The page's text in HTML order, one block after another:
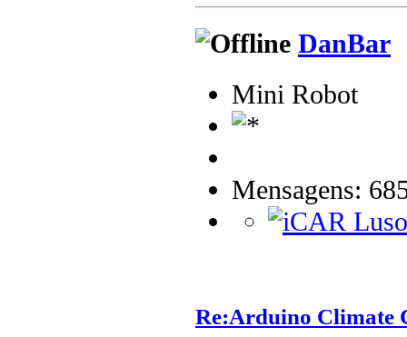
DanBar
Mini Robot
Mensagens:
Re:Arduino Climate